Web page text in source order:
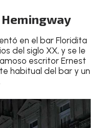
en el bar Floridita
del siglo XX, y se le
escritor Ernest
habitual del bar y un